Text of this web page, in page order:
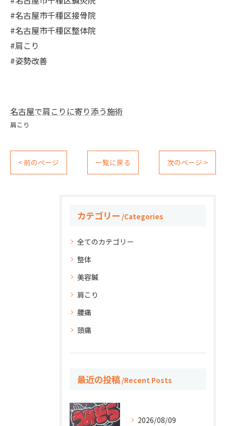
#名古屋市千種区接骨院
#名古屋市千種区整体院
#肩こり
#姿勢改善
名古屋で肩こりに寄り添う施術
肩こり
< 前のページ 一覧に戻る 次のページ >
カテゴリー Categories
全てのカテゴリー
整体
美容鍼
肩こり
腰痛
頭痛
最近の投稿 Recent Posts
2026/08/09